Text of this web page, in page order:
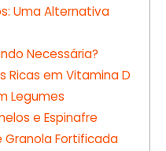
Uma Alternativa
Necessária?
Ricas em Vitamina D
Legumes
e Espinafre
Granola Fortificada